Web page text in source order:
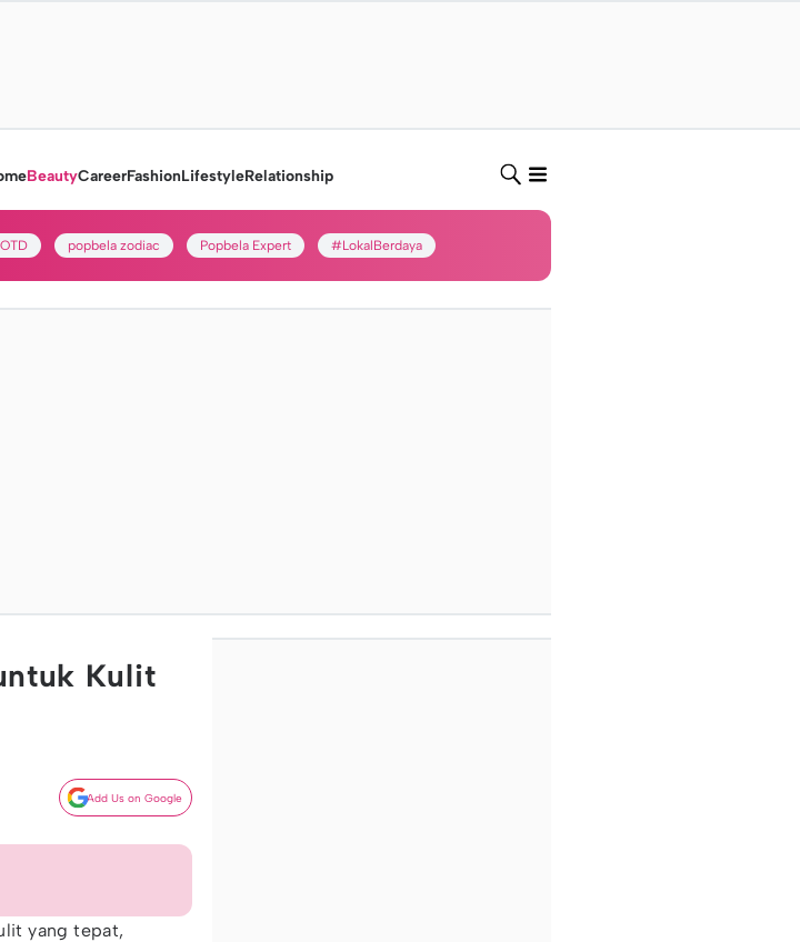
BeautyCareerFashionLifestyleRelationship
popbela zodiac Popbela Expert #LokalBerdaya
Kulit
Add Us on Google
yang tepat,